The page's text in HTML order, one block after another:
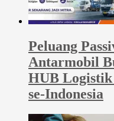
Peluang
Antarmobil
HUB
se-Indonesia